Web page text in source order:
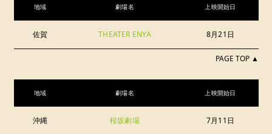
地域 劇場名 上映開始日
佐賀 THEATER ENYA 8月21日
PAGE TOP ▲
地域 劇場名 上映開始日
沖縄 桜坂劇場 7月11日